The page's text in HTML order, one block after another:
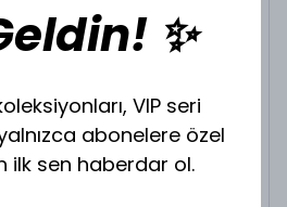
GOLD ZİNCİR Z-901635
200.00
✨
VIP seri
abonelere özel
ilk sen haberdar ol.